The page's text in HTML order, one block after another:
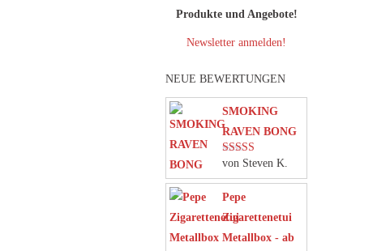
Produkte und Angebote!
Newsletter anmelden!
NEUE BEWERTUNGEN
SMOKING
RAVEN BONG
Bewertet mit
5von 5
von Steven K.
Pepe
Zigarettenetui
Metallbox - ab